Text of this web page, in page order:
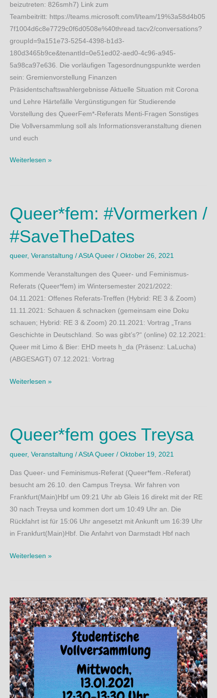
beizutreten: 826smh7) Link zum
Teambeitritt: https://teams.microsoft.com/l/team/19%3a58d4b05
7f1004d6c8e7729c0f6d0508e%40thread.tacv2/conversations?
groupId=9a151e73-5254-4398-b1d3-
180d3465b9ce&tenantId=0e51ed02-aed0-4c96-a945-
5a98ca97e636. Die vorläufigen Tagesordnungspunkte werden
sein: Gremienvorstellung Finanzen
Präsidentschaftswahlergebnisse Aktuelle Situation mit Corona
und Lehre Härtefälle Vergünstigungen für Studierende
Vorstellung des QueerFem*-Referats Menti-Fragen Sonstiges
Die Vollversammlung soll als Informationsveranstaltung dienen
und euch
Studentische
Weiterlesen »
Queer*fem: #Vormerken /
#SaveTheDates
queer, Veranstaltung / AStA Queer / Oktober 26, 2021
Kommende Veranstaltungen des Queer- und Feminismus-
Referats (Queer*fem) im Wintersemester 2021/2022:
04.11.2021: Offenes Referats-Treffen (Hybrid: RE 3 & Zoom)
11.11.2021: Schauen & schnacken (gemeinsam eine Doku
schauen; Hybrid: RE 3 & Zoom) 20.11.2021: Vortrag „Trans
Geschichte in Deutschland. So was gibt’s?“ (online) 02.12.2021:
Queer mit Limo & Bier: EHD meets h_da (Präsenz: LaLucha)
(ABGESAGT) 07.12.2021: Vortrag
Queer*fem:
Weiterlesen »
Queer*fem goes Treysa
queer, Veranstaltung / AStA Queer / Oktober 19, 2021
Das Queer- und Feminismus-Referat (Queer*fem.-Referat)
besucht am 26.10. den Campus Treysa. Wir fahren von
Frankfurt(Main)Hbf um 09:21 Uhr ab Gleis 16 direkt mit der RE
30 nach Treysa und kommen dort um 10:49 Uhr an. Die
Rückfahrt ist für 15:06 Uhr angesetzt mit Ankunft um 16:39 Uhr
in Frankfurt(Main)Hbf. Die Anfahrt von Darmstadt Hbf nach
Queer*fem
Weiterlesen »